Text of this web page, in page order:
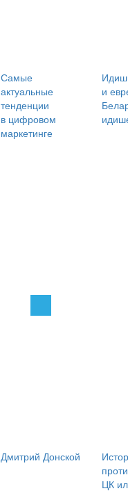
Самые
актуальные
тенденции
в цифровом
маркетинге
и
Дмитрий Донской
ЦК